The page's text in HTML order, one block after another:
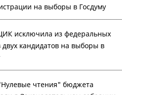
на выборы в Госдуму
исключила из федеральных
двух кандидатов на выборы в
чтения" бюджета